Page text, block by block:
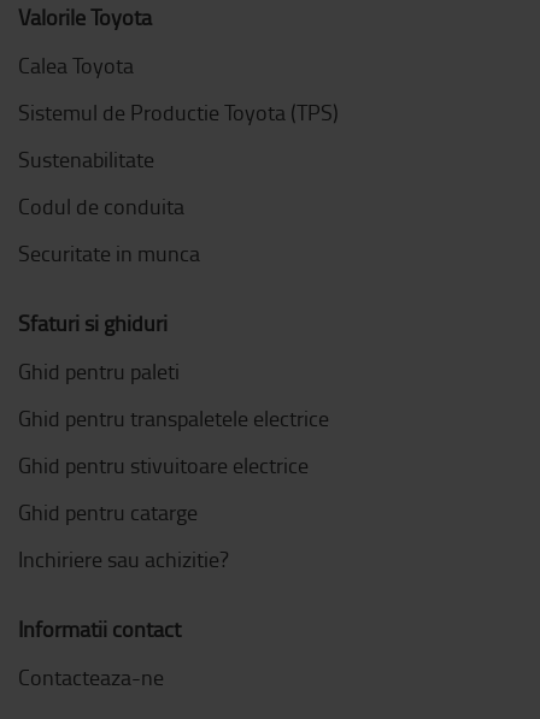
Valorile Toyota
Calea Toyota
Sistemul de Productie Toyota (TPS)
Sustenabilitate
Codul de conduita
Securitate in munca
Sfaturi si ghiduri
Ghid pentru paleti
Ghid pentru transpaletele electrice
Ghid pentru stivuitoare electrice
Ghid pentru catarge
Inchiriere sau achizitie?
Informatii contact
Contacteaza-ne